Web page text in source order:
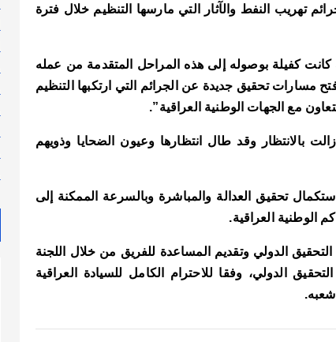
تهريب النفط والآثار التي مارسها التنظيم خلال فترة
كفيلة بوصوله إلى هذه المراحل المتقدمة من عمله
مسارات تحقيق جديدة عن الجرائم التي ارتكبها التنظيم
مع الجهات الوطنية العراقية”.
بالانتظار وقد طال انتظارها وعيون الضحايا وذويهم
تحقيق العدالة والمباشرة وبالسرعة الممكنة إلى
الوطنية العراقية.
التحقيق الدولي وتقديم المساعدة للفريق من خلال اللجنة
الدولي، وفقا للاحترام الكامل للسيادة العراقية
شعبه.